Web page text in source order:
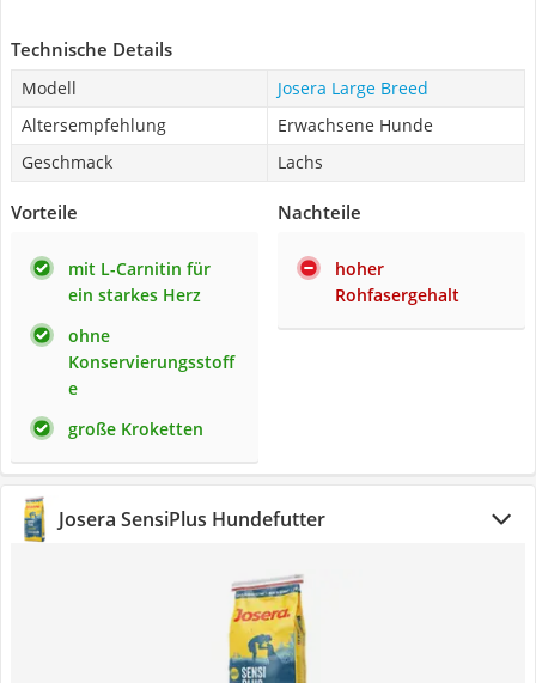
Technische Details
Modell
Josera Large Breed
Altersempfehlung
Erwachsene Hunde
Geschmack
Lachs
Vorteile
mit L-Carnitin für
ein starkes Herz
ohne
Konservierungsstoff
e
große Kroketten
Nachteile
hoher
Rohfasergehalt
Josera SensiPlus Hundefutter